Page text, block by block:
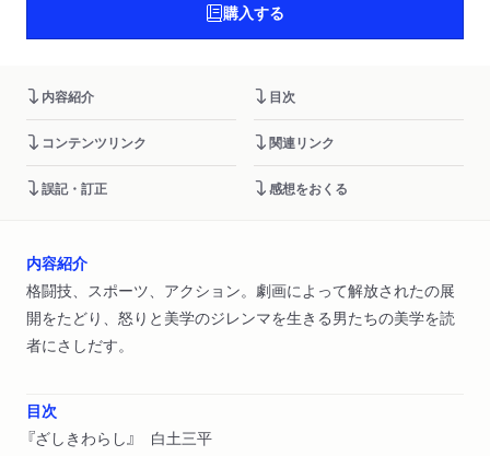
購入する
内容紹介 目次
コンテンツリンク 関連リンク
誤記・訂正 感想をおくる
内容紹介
格闘技、スポーツ、アクション。劇画によって解放されたの展
開をたどり、怒りと美学のジレンマを生きる男たちの美学を読
者にさしだす。
目次
『ざしきわらし』 白土三平